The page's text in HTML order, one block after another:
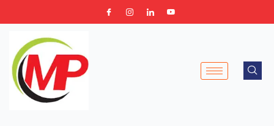
to
navigation